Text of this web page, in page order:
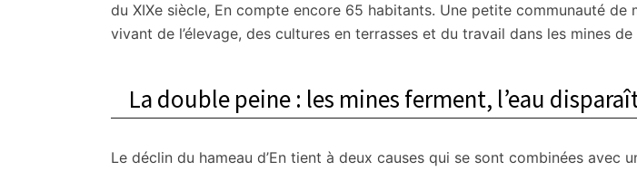
du XIXe siècle, En compte encore 65 habitants. Une petite communauté de
vivant de l’élevage, des cultures en terrasses et du travail dans les mines
La double peine : les mines ferment, l’eau
Le déclin du hameau d’En tient à deux causes qui se sont combinées avec